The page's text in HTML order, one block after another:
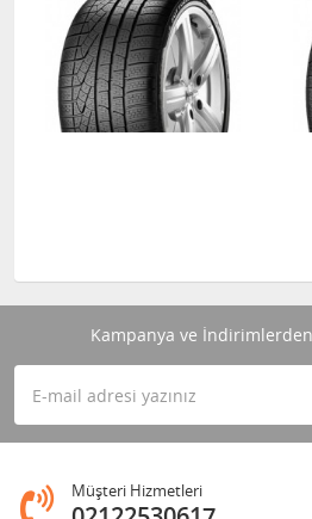
Kampanya ve
Müşteri Hizmetleri